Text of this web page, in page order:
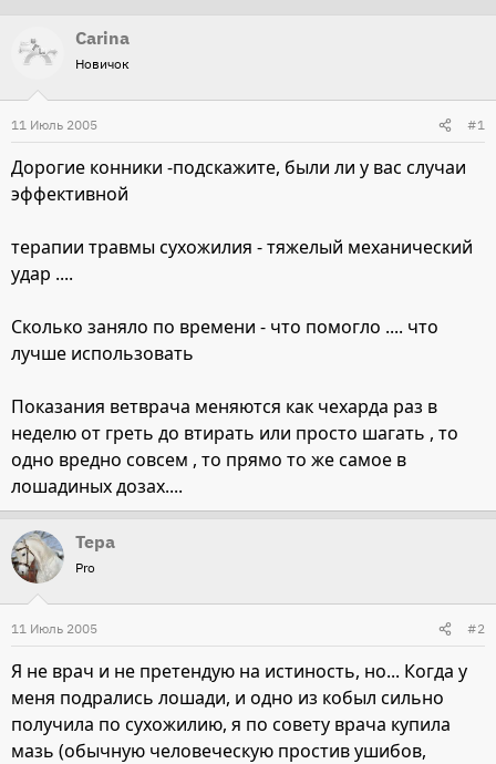
о
т
е
а
Carina
Новичок
11 Июль 2005 #1
Дорогие конники -подскажите, были ли у вас случаи
эффективной
терапии травмы сухожилия - тяжелый механический
удар ....
Сколько заняло по времени - что помогло .... что
лучше использовать
Показания ветврача меняются как чехарда раз в
неделю от греть до втирать или просто шагать , то
одно вредно совсем , то прямо то же самое в
лошадиных дозах....
Тера
Pro
11 Июль 2005 #2
Я не врач и не претендую на истиность, но... Когда у
меня подрались лошади, и одно из кобыл сильно
получила по сухожилию, я по совету врача купила
мазь (обычную человеческую простив ушибов,